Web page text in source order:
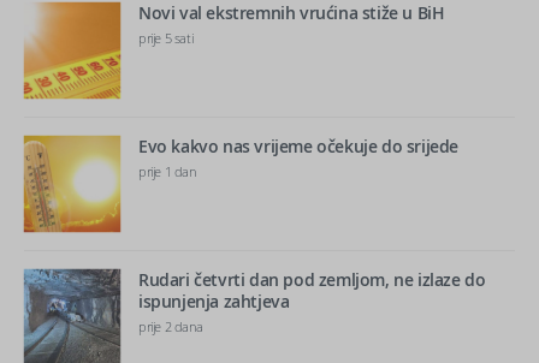
Novi val ekstremnih vrućina stiže u BiH
prije 5 sati
Evo kakvo nas vrijeme očekuje do srijede
prije 1 dan
Rudari četvrti dan pod zemljom, ne izlaze do
ispunjenja zahtjeva
prije 2 dana